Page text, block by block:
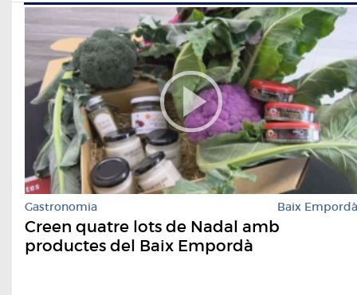
Gastronomia Baix Empordà
Creen quatre lots de Nadal amb
productes del Baix Empordà